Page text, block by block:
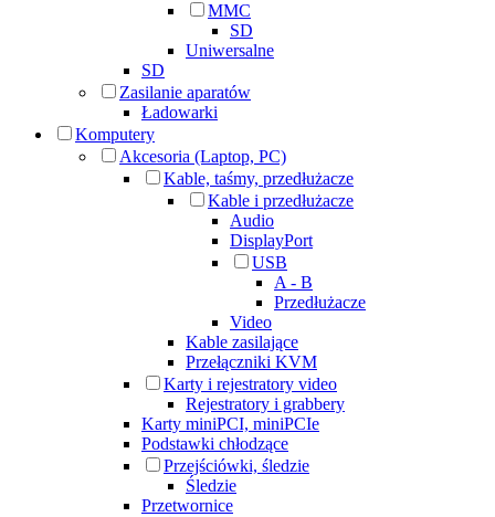
MMC
SD
Uniwersalne
SD
Zasilanie aparatów
Ładowarki
Komputery
Akcesoria (Laptop, PC)
Kable, taśmy, przedłużacze
Kable i przedłużacze
Audio
DisplayPort
USB
A - B
Przedłużacze
Video
Kable zasilające
Przełączniki KVM
Karty i rejestratory video
Rejestratory i grabbery
Karty miniPCI, miniPCIe
Podstawki chłodzące
Przejściówki, śledzie
Śledzie
Przetwornice